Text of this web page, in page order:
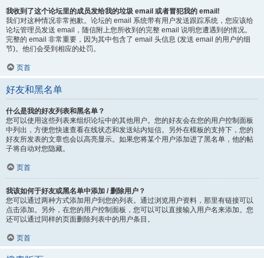
我收到了这个论坛里的成员发给我的垃圾 email 或者冒犯我的 email!
我们对这种情况非常抱歉。论坛的 email 系统带有用户发送跟踪系统，您应该给
论坛管理员发送 email，随信附上您所收到的完整 email 说明您遭遇到的情况。
完整的 email 非常重要，因为其中包含了 email 头信息 (发送 email 的用户的细
节)。他们会受到相应的处罚。
页首
好友和黑名单
什么是我的好友列表和黑名单？
您可以使用这些列表来组织论坛中的其他用户。您的好友会在您的用户控制面板
中列出，方便您快速查看在线状态和发送站内短信。另外在模板的支持下，您的
好友所发表的文章也会以高亮显示。如果您将某个用户添加进了黑名单，他的帖
子将自动对您隐藏。
页首
我该如何于好友或黑名单中添加 / 删除用户？
您可以通过两种方式添加用户到您的列表。通过浏览用户资料，那里有链接可以
点击添加。另外，在您的用户控制面板，您可以可以直接输入用户名来添加。您
还可以通过同样的页面删除列表中的用户条目。
页首